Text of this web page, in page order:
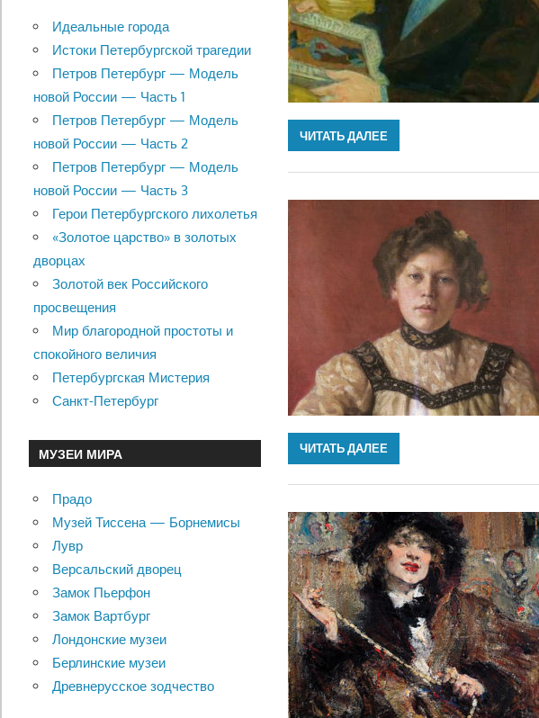
ЧИТАТЬ ДАЛЕЕ
ЧИТАТЬ ДАЛЕЕ
Идеальные города
Истоки Петербургской трагедии
Петров Петербург — Модель
новой России — Часть 1
Петров Петербург — Модель
новой России — Часть 2
Петров Петербург — Модель
новой России — Часть 3
Герои Петербургского лихолетья
«Золотое царство» в золотых
дворцах
Золотой век Российского
просвещения
Мир благородной простоты и
спокойного величия
Петербургская Мистерия
Санкт-Петербург
МУЗЕИ МИРА
Прадо
Музей Тиссена — Борнемисы
Лувр
Версальский дворец
Замок Пьерфон
Замок Вартбург
Лондонские музеи
Берлинские музеи
Древнерусское зодчество